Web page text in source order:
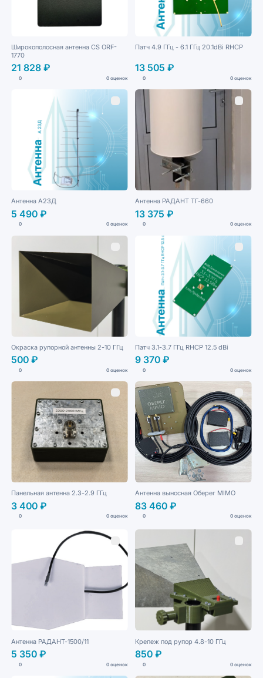
Широкополосная антенна CS ORF-
1770
21 828 ₽
0 0 оценок
Патч 4.9 ГГц - 6.1 ГГц 20.1dBi RHCP
13 505 ₽
0 0 оценок
Антенна А23Д
5 490 ₽
0 0 оценок
Антенна РАДАНТ ТГ-660
13 375 ₽
0 0 оценок
Окраска рупорной антенны 2-10 ГГц
500 ₽
0 0 оценок
Патч 3.1-3.7 ГГц RHCP 12.5 dBi
9 370 ₽
0 0 оценок
Панельная антенна 2.3-2.9 ГГц
3 400 ₽
0 0 оценок
Антенна выносная Оберег МIМО
83 460 ₽
0 0 оценок
Антенна РАДАНТ-1500/11
5 350 ₽
0 0 оценок
Крепеж под рупор 4.8-10 ГГц
850 ₽
0 0 оценок